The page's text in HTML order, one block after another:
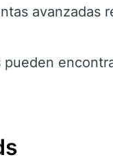
avanzadas
pueden